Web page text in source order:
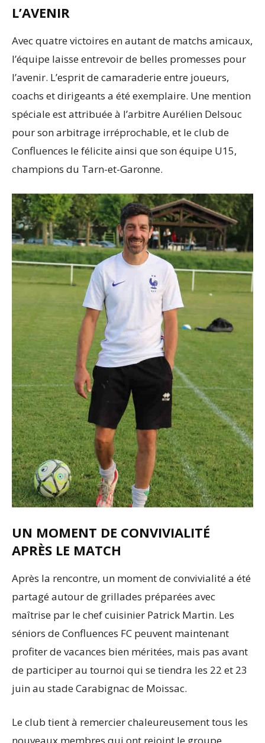
L’AVENIR
Avec quatre victoires en autant de matchs amicaux,
l’équipe laisse entrevoir de belles promesses pour
l’avenir. L’esprit de camaraderie entre joueurs,
coachs et dirigeants a été exemplaire. Une mention
spéciale est attribuée à l’arbitre Aurélien Delsouc
pour son arbitrage irréprochable, et le club de
Confluences le félicite ainsi que son équipe U15,
champions du Tarn-et-Garonne.
UN MOMENT DE CONVIVIALITÉ
APRÈS LE MATCH
Après la rencontre, un moment de convivialité a été
partagé autour de grillades préparées avec
maîtrise par le chef cuisinier Patrick Martin. Les
séniors de Confluences FC peuvent maintenant
profiter de vacances bien méritées, mais pas avant
de participer au tournoi qui se tiendra les 22 et 23
juin au stade Carabignac de Moissac.
Le club tient à remercier chaleureusement tous les